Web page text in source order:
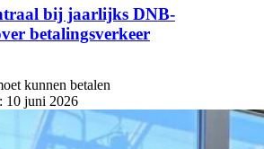
bij jaarlijks DNB-
betalingsverkeer
kunnen betalen
10 juni 2026